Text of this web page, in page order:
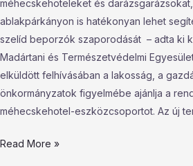
méhecskehoteleket és
ablakpárkányon is hatékonyan lehet
szelíd beporzók szaporodását – adta ki
Madártani és Természetvédelmi
elküldött felhívásában a lakosság, a
önkormányzatok figyelmébe ajánlja a
méhecskehotel-eszközcsoportot. Az új
Read More »